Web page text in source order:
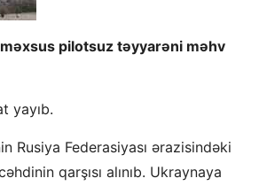
pilotsuz təyyarəni məhv
yayıb.
Rusiya Federasiyası ərazisindəki
qarşısı alınıb. Ukraynaya